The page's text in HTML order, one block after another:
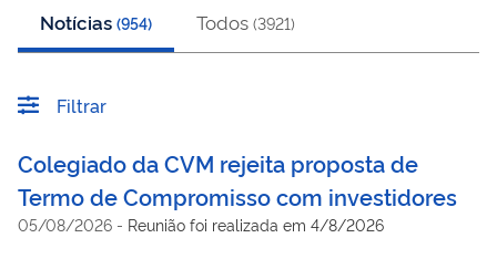
Notícias (954) Todos (3921)
Filtrar
Colegiado da CVM rejeita proposta de
Termo de Compromisso com investidores
05/08/2026 - Reunião foi realizada em 4/8/2026